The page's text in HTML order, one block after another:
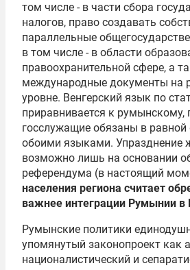
том числе - в части сбора
налогов, право создавать
параллельные
в том числе - в области
правоохранительной сфере, а
международные документы на
уровне. Венгерский язык по
приравнивается к румынскому,
госслужащие обязаны в равной
обоими языками. Упразднение
возможно лишь на основании
референдума (в настоящий
населения региона считает
важнее интеграции Румынии в
Румынские политики
упомянутый законопроект как
националистический и